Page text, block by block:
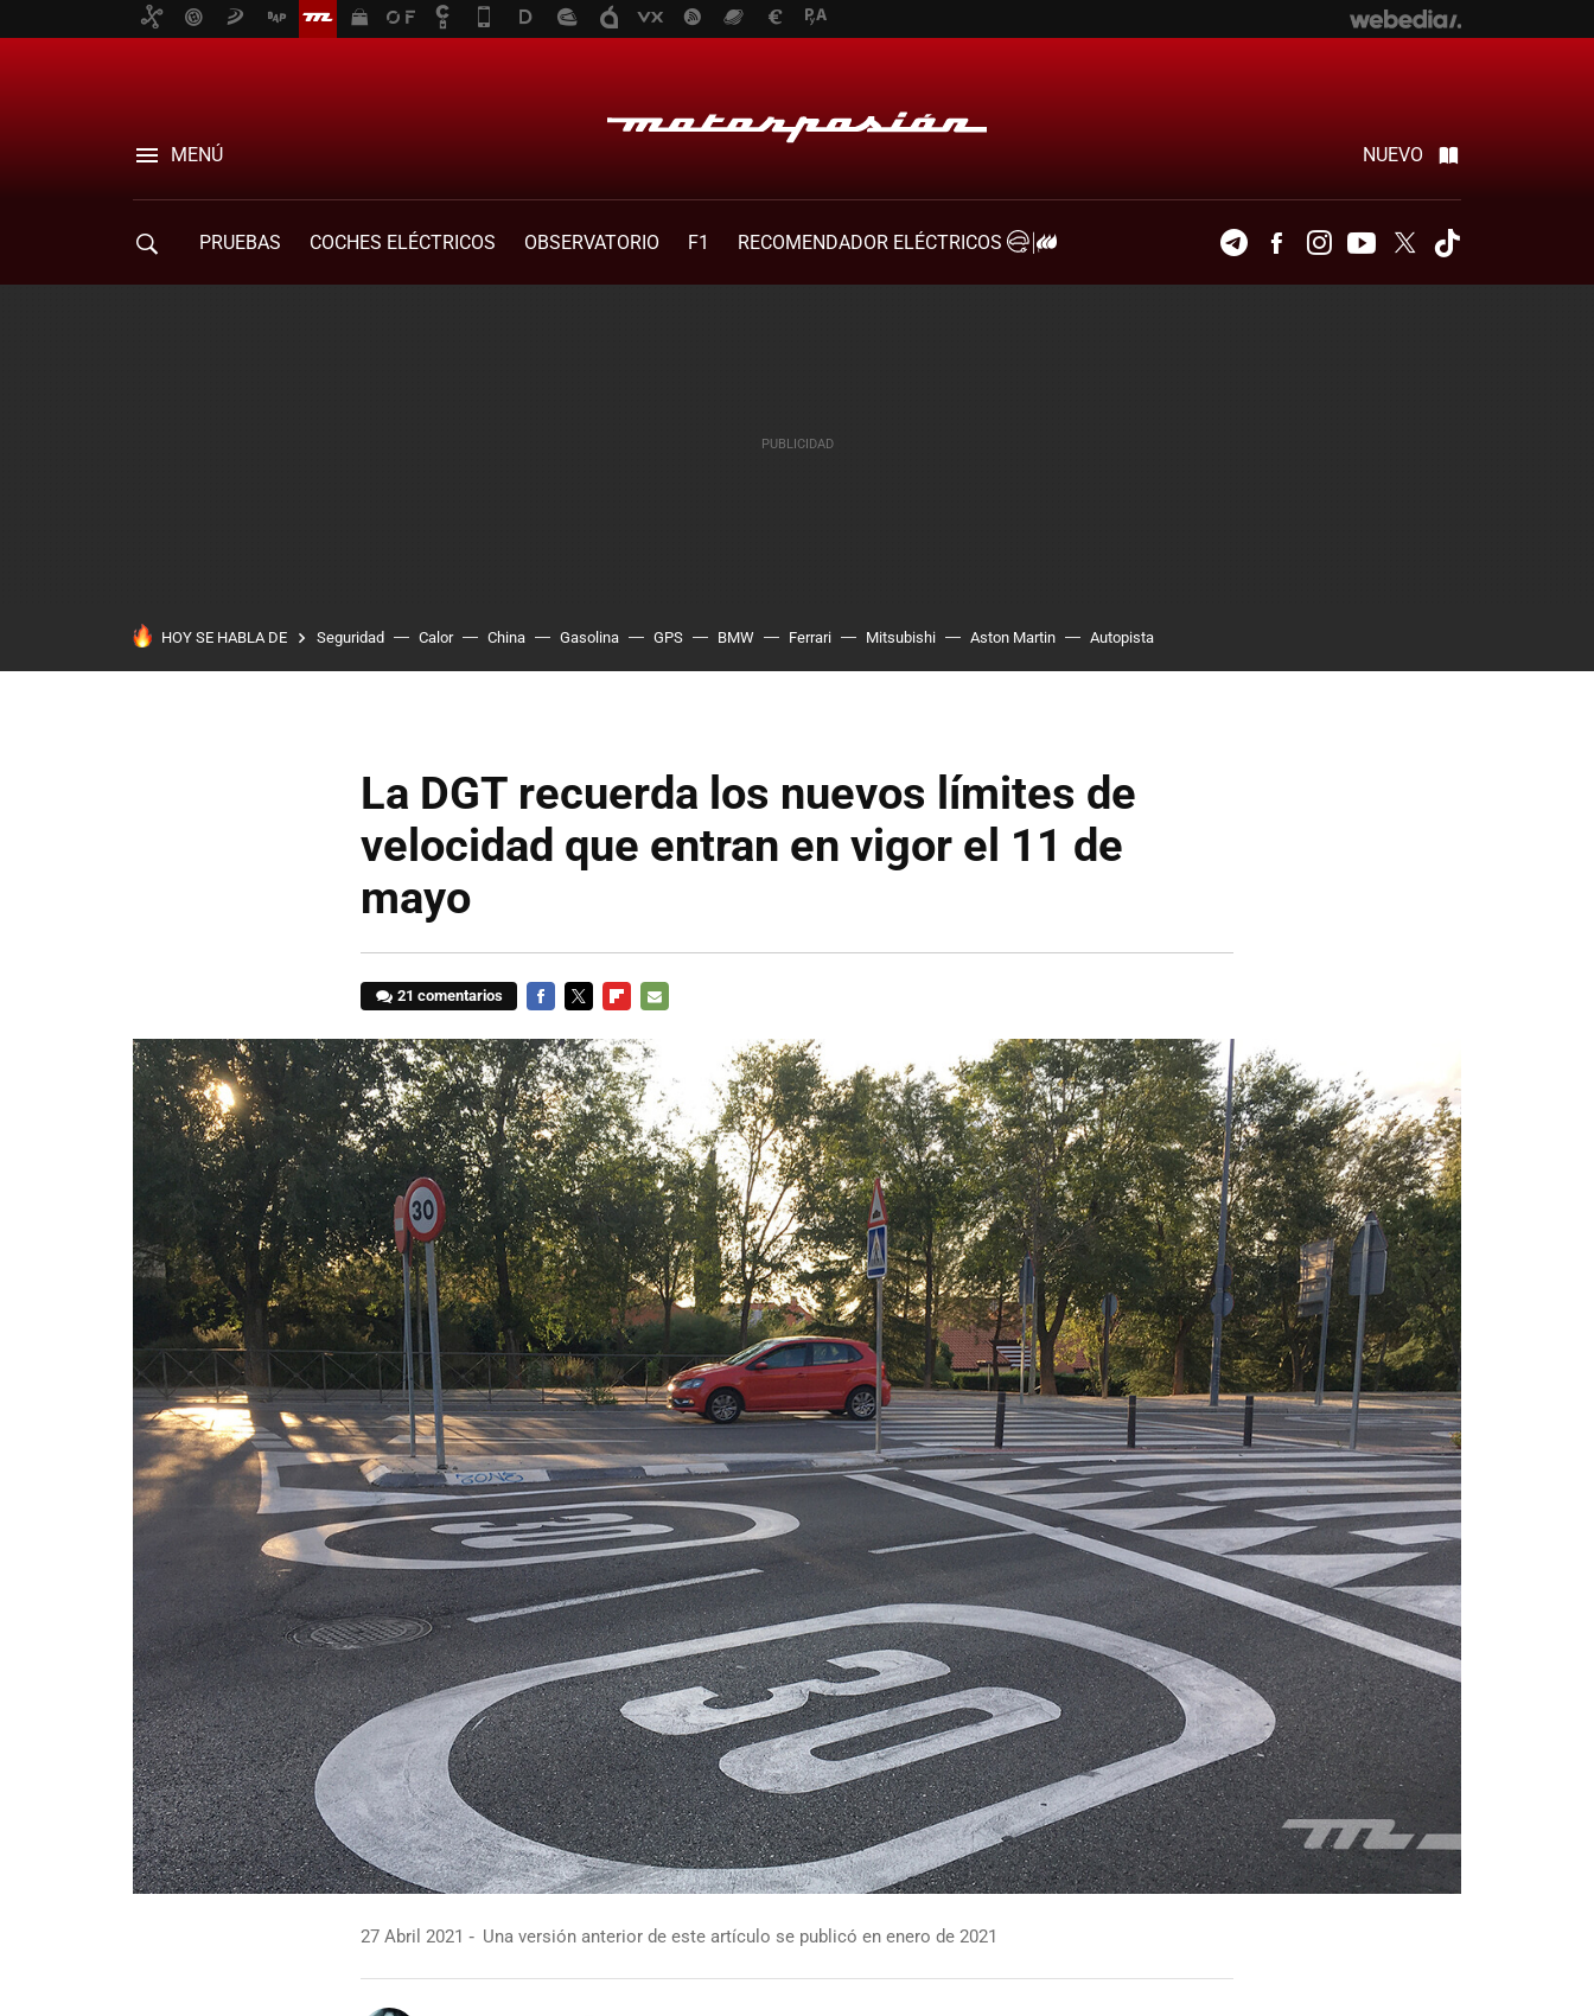
MENÚ NUEVO
PRUEBAS COCHES ELÉCTRICOS OBSERVATORIO F1
RECOMENDADOR ELÉCTRICOS
TelegramFacebookInstagramYoutubeTwitter
HOY SE HABLA DE Seguridad Calor China Gasolina GPS BMW Ferrari Mitsubishi Aston Martin Autopista
La DGT recuerda los nuevos límites de
velocidad que entran en vigor el 11 de
mayo
21 comentarios
MAIL
27 Abril 2021 Una versión anterior de este artículo se publicó en enero de 2021